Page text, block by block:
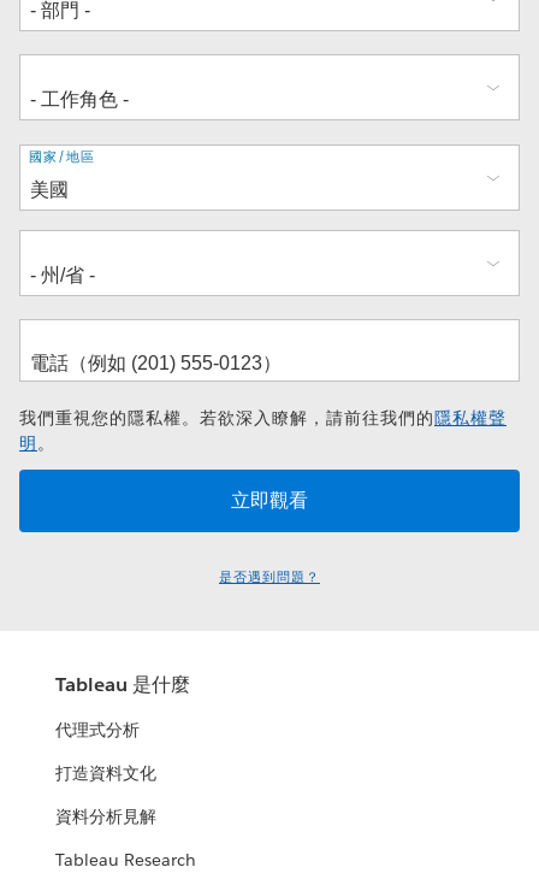
地
址
國家/地區
我們重視您的隱私權。若欲深入瞭解，請前往我們的隱私權聲
明。
是否遇到問題？
Tableau 是什麼
代理式分析
打造資料文化
資料分析見解
Tableau Research